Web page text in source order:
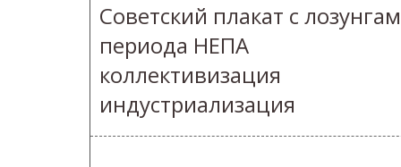
Советский плакат с
периода НЕПА
коллективизация
индустриализация